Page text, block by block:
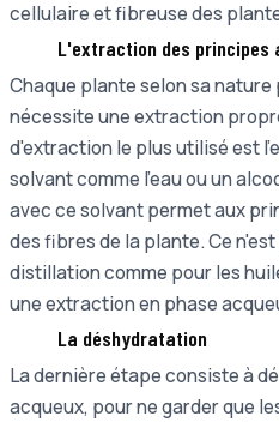
cellulaire et fibreuse des
L'extraction des principes
Chaque plante selon sa
nécessite une extraction
d'extraction le plus utilisé est
solvant comme l'eau ou un
avec ce solvant permet aux
des fibres de la plante. Ce
distillation comme pour les
une extraction en phase
La déshydratation
La dernière étape consiste à
acqueux, pour ne garder que